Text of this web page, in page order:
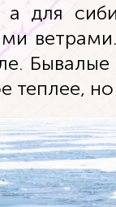
для
теплее,